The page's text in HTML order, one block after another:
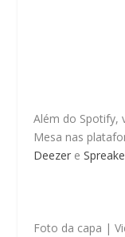
Além do Spotify,
Mesa nas
Deezer e
Foto da capa |